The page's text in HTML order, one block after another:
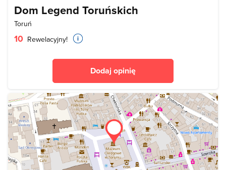
Dom Legend Toruńskich
Toruń
10 Rewelacyjny!
Dodaj opinię